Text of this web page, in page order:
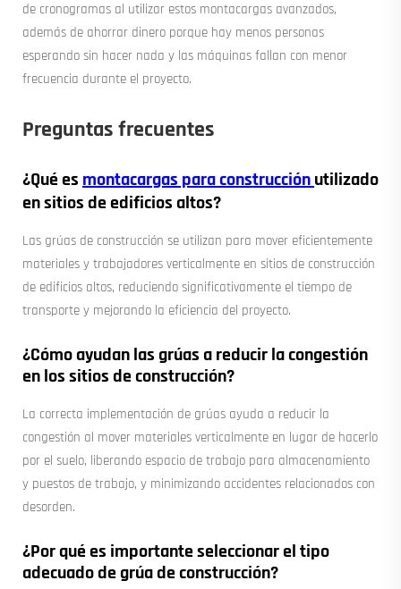
de cronogramas al utilizar estos montacargas avanzados,
además de ahorrar dinero porque hay menos personas
esperando sin hacer nada y las máquinas fallan con menor
frecuencia durante el proyecto.
Preguntas frecuentes
¿Qué esmontacargas para construcciónutilizado
en sitios de edificios altos?
Las grúas de construcción se utilizan para mover eficientemente
materiales y trabajadores verticalmente en sitios de construcción
de edificios altos, reduciendo significativamente el tiempo de
transporte y mejorando la eficiencia del proyecto.
¿Cómo ayudan las grúas a reducir la congestión
en los sitios de construcción?
La correcta implementación de grúas ayuda a reducir la
congestión al mover materiales verticalmente en lugar de hacerlo
por el suelo, liberando espacio de trabajo para almacenamiento
y puestos de trabajo, y minimizando accidentes relacionados con
desorden.
¿Por qué es importante seleccionar el tipo
adecuado de grúa de construcción?